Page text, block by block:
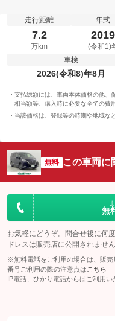
走行距離
7.2
万km
年式
2019
(令和1)
車検
2026(令和8)年8月
支払総額には、車両本体価格の他、
相当額等、購入時に必要な全ての費
当該価格は、登録等の時期や地域な
無料 この車両に
無
お気軽にどうぞ。問合せ後に何
ドレスは販売店に公開されません
※無料電話をご利用の場合は、販
番号ご利用の際の注意点は こちら
IP電話、ひかり電話からはご利用い